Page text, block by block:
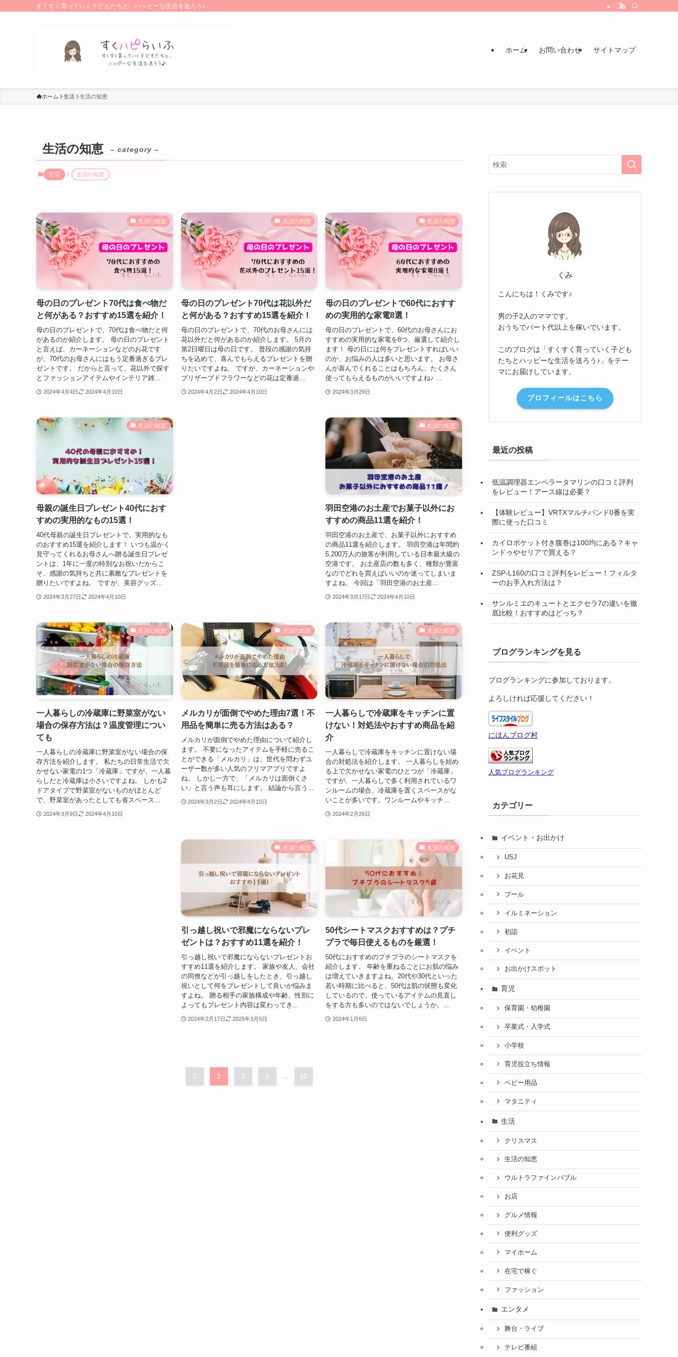
すくすく育っていく子どもたちと、ハッピーな生活を送ろう♪
ホーム お問い合わせ サイトマップ
ホーム 生活 生活の知恵
生活の知恵 – category –
生活 生活の知恵
生活の知恵
母の日のプレゼント70代は食べ物だ
と何がある？おすすめ15選を紹介！
母の日のプレゼントで、70代は食べ物だと何
があるのか紹介します。 母の日のプレゼント
と言えば、カーネーションなどのお花です
が、70代のお母さんにはもう定番過ぎるプレ
ゼントです。 だからと言って、花以外で探す
とファッションアイテムやインテリア雑...
2024年4月4日 2024年4月10日
生活の知恵
母の日のプレゼント70代は花以外だ
と何がある？おすすめ15選を紹介！
母の日のプレゼントで、70代のお母さんには
花以外だと何があるのか紹介します。 5月の
第2日曜日は母の日です。 普段の感謝の気持
ちを込めて、喜んでもらえるプレゼントを贈
りたいですよね。 ですが、カーネーションや
ブリザーブドフラワーなどの花は定番過...
2024年4月2日 2024年4月10日
生活の知恵
母の日のプレゼントで60代におすす
めの実用的な家電8選！
母の日のプレゼントで、60代のお母さんにお
すすめの実用的な家電を8つ、厳選して紹介し
ます！ 母の日には何をプレゼントすればいい
のか、お悩みの人は多いと思います。 お母さ
んが喜んでくれることはもちろん、たくさん
使ってもらえるものがいいですよね♪ ...
2024年3月29日
生活の知恵
母親の誕生日プレゼント40代におす
すめの実用的なもの15選！
40代母親の誕生日プレゼントで、実用的なも
のおすすめ15選を紹介します！ いつも温かく
見守ってくれるお母さんへ贈る誕生日プレゼ
ントは、1年に一度の特別なお祝いだからこ
そ、感謝の気持ちと共に素敵なプレゼントを
贈りたいですよね。 ですが、美容グッズ...
2024年3月27日 2024年4月10日
生活の知恵
羽田空港のお土産でお菓子以外にお
すすめの商品11選を紹介！
羽田空港のお土産で、お菓子以外におすすめ
の商品11選を紹介します。 羽田空港は年間約
5,200万人の旅客が利用している日本最大級の
空港です。 お土産店の数も多く、種類が豊富
なのでどれを買えばいいのか迷ってしまいま
すよね。 今回は「羽田空港のお土産...
2024年3月17日 2024年4月10日
生活の知恵
一人暮らしの冷蔵庫に野菜室がない
場合の保存方法は？温度管理につい
ても
一人暮らしの冷蔵庫に野菜室がない場合の保
存方法を紹介します。 私たちの日常生活で欠
かせない家電の1つ「冷蔵庫」ですが、一人暮
らしだと冷蔵庫は小さいですよね。 しかも2
ドアタイプで野菜室がないものがほとんど
で、野菜室があったとしても省スペース...
2024年3月9日 2024年4月10日
生活の知恵
メルカリが面倒でやめた理由7選！不
用品を簡単に売る方法はある？
メルカリが面倒でやめた理由について紹介し
ます。 不要になったアイテムを手軽に売るこ
とができる「メルカリ」は、世代を問わずユ
ーザー数が多い人気のフリマアプリですよ
ね。 しかし一方で、「メルカリは面倒くさ
い」と言う声も耳にします。 結論から言う...
2024年3月2日 2024年4月10日
生活の知恵
一人暮らしで冷蔵庫をキッチンに置
けない！対処法やおすすめ商品を紹
介
一人暮らしで冷蔵庫をキッチンに置けない場
合の対処法を紹介します。 一人暮らしを始め
る上で欠かせない家電のひとつが「冷蔵庫」
ですが、一人暮らしで多く利用されているワ
ンルームの場合、冷蔵庫を置くスペースがな
いことが多いです。ワンルームやキッチ...
2024年2月26日
生活の知恵
引っ越し祝いで邪魔にならないプレ
ゼントは？おすすめ11選を紹介！
引っ越し祝いで邪魔にならないプレゼントお
すすめ11選を紹介します。 家族や友人、会社
の同僚などが引っ越しをしたとき、引っ越し
祝いとして何をプレゼントして良いか悩みま
すよね。 贈る相手の家族構成や年齢、性別に
よってもプレゼント内容は変わってき...
2024年2月17日 2025年3月5日
生活の知恵
50代シートマスクおすすめは？プチ
プラで毎日使えるものを厳選！
50代におすすめのプチプラのシートマスクを
紹介します。 年齢を重ねるごとにお肌の悩み
は増えていきますよね。20代や30代といった
若い時期に比べると、50代は肌の状態も変化
しているので、使っているアイテムの見直し
をする方も多いのではないでしょうか。...
2024年1月6日
1 2 3 4 10
くみ
こんにちは！くみです♪
男の子2人のママです。
おうちでパート代以上を稼いでいます。
このブログは「すくすく育っていく子ども
たちとハッピーな生活を送ろう♪」をテー
マにお届けしています。
プロフィールはこちら
最近の投稿
低温調理器エンペラータマリンの口コミ評判
をレビュー！アース線は必要？
【体験レビュー】VRTXマルチバンド0番を実
際に使った口コミ
カイロポケット付き腹巻は100均にある？キャ
ンドゥやセリアで買える？
ZSP-L160の口コミ評判をレビュー！フィルタ
ーのお手入れ方法は？
サンルミエのキュートとエクセラ7の違いを徹
底比較！おすすめはどっち？
ブログランキングを見る
ブログランキングに参加しております。
よろしければ応援してください！
にほんブログ村
人気ブログランキング
カテゴリー
イベント・お出かけ
USJ
お花見
プール
イルミネーション
初詣
イベント
お出かけスポット
育児
保育園・幼稚園
卒業式・入学式
小学校
育児役立ち情報
ベビー用品
マタニティ
生活
クリスマス
生活の知恵
ウルトラファインバブル
お店
グルメ情報
便利グッズ
マイホーム
在宅で稼ぐ
ファッション
エンタメ
舞台・ライブ
テレビ番組